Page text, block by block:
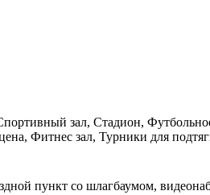
зал, Стадион,
Фитнес зал, Турники для
пункт со шлагбаумом,